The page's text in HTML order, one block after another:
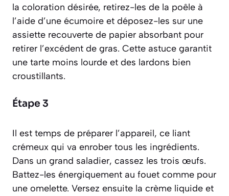
la coloration désirée, retirez-les de la poêle à
l’aide d’une écumoire et déposez-les sur une
assiette recouverte de papier absorbant pour
retirer l’excédent de gras. Cette astuce garantit
une tarte moins lourde et des lardons bien
croustillants.
Étape 3
Il est temps de préparer l’appareil, ce liant
crémeux qui va enrober tous les ingrédients.
Dans un grand saladier, cassez les trois œufs.
Battez-les énergiquement au fouet comme pour
une omelette. Versez ensuite la crème liquide et